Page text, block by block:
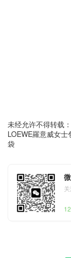
未经允许不得转载：
LOEWE羅意威女
袋